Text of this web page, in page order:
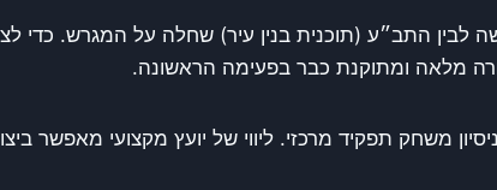
לבין התב״ע (תוכנית בנין עיר) שחלה על המגרש.
מלאה ומתוקנת כבר בפעימה הראשונה.
משחק תפקיד מרכזי. ליווי של יועץ מקצועי מאפשר